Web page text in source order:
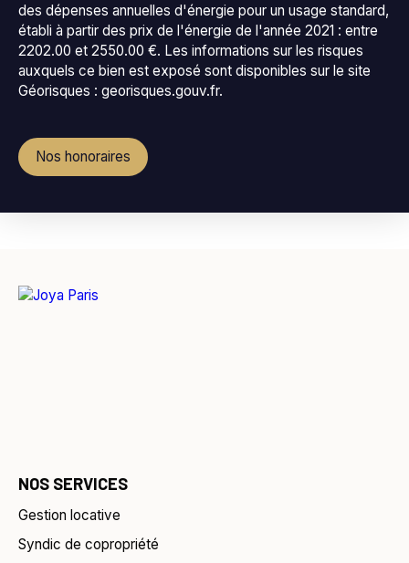
des dépenses annuelles d'énergie pour un usage standard,
établi à partir des prix de l'énergie de l'année 2021 : entre
2202.00 et 2550.00 €. Les informations sur les risques
auxquels ce bien est exposé sont disponibles sur le site
Géorisques : georisques.gouv.fr.
Nos honoraires
NOS SERVICES
Gestion locative
Syndic de copropriété